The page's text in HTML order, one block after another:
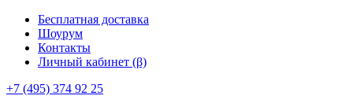
Бесплатная доставка
Шоурум
Контакты
Личный кабинет (β)
+7 (495) 374 92 25